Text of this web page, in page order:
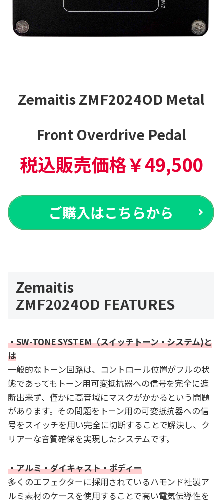
Zemaitis ZMF2024OD Metal
Front Overdrive Pedal
税込販売価格￥49,500
ご購入はこちらから
Zemaitis
ZMF2024OD FEATURES
・SW-TONE SYSTEM（スイッチトーン・システム)と
は
一般的なトーン回路は、コントロール位置がフルの状
態であってもトーン用可変抵抗器への信号を完全に遮
断出来ず、僅かに高音域にマスクがかかるという問題
があります。その問題をトーン用の可変抵抗器への信
号をスイッチを用い完全に切断することで解決し、ク
リアーな音質確保を実現したシステムです。
・アルミ・ダイキャスト・ボディー
多くのエフェクターに採用されているハモンド社製ア
ルミ素材のケースを使用することで高い電気伝導性を